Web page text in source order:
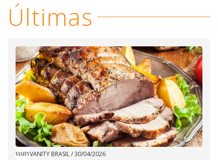
Últimas
VANITY BRASIL/30/04/2026